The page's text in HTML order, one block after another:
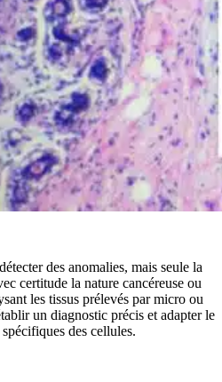
des anomalies, mais seule la
certitude la nature cancéreuse ou
les tissus prélevés par micro ou
un diagnostic précis et adapter le
des cellules.